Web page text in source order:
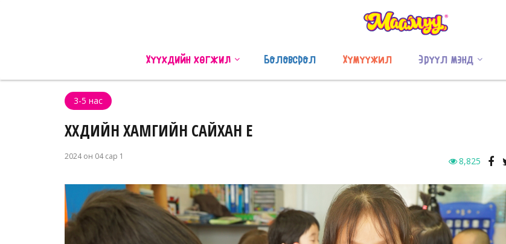
Хүүхдийн хөгжил Боловсрол Хүмүүжил Эрүүл мэнд
3-5 нас
ХҮҮХДИЙН ХАМГИЙН САЙХАН ҮЕ
2024 он 04 сар 1 8,825